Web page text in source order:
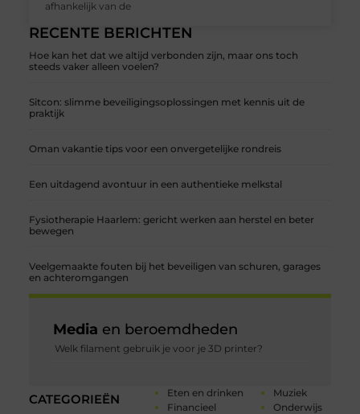
RECENTE BERICHTEN
Hoe kan het dat we altijd verbonden zijn, maar ons toch
steeds vaker alleen voelen?
Sitcon: slimme beveiligingsoplossingen met kennis uit de
praktijk
Oman vakantie tips voor een onvergetelijke rondreis
Een uitdagend avontuur in een authentieke melkstal
Fysiotherapie Haarlem: gericht werken aan herstel en beter
bewegen
Veelgemaakte fouten bij het beveiligen van schuren, garages
en achteromgangen
CATEGORIEËN
Eten en drinken
Financieel
Muziek
Onderwijs
Media en beroemdheden
Welk filament gebruik je voor je 3D printer?
afhankelijk van de